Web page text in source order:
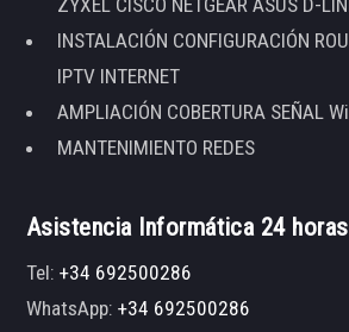
INSTALACIÓN CONFIGURACIÓN
IPTV INTERNET
AMPLIACIÓN COBERTURA SEÑAL
MANTENIMIENTO REDES
Asistencia Informática 24 horas
Tel:+34 692500286
WhatsApp:+34 692500286